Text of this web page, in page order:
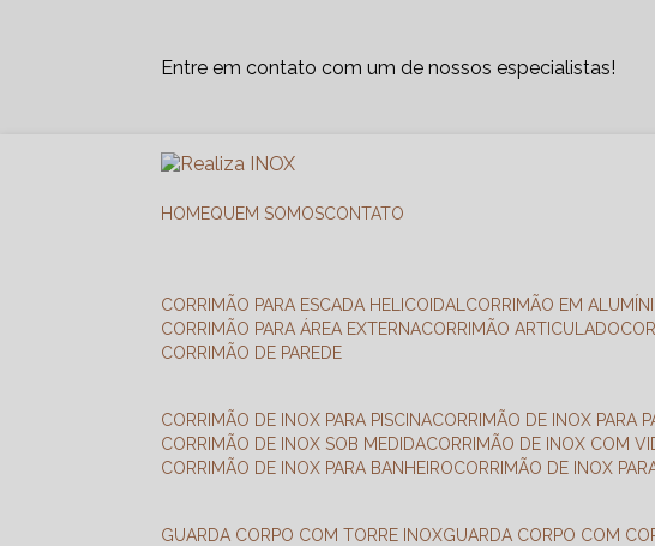
Entre em contato com um de nossos especialistas!
HOME QUEM SOMOS CONTATO
CORRIMÃO PARA ESCADA HELICOIDAL
CORRIMÃO EM
CORRIMÃO PARA ÁREA EXTERNA
CORRIMÃO ARTICULADO
CORRIMÃO DE PAREDE
CORRIMÃO DE INOX PARA PISCINA
CORRIMÃO DE INOX PARA
CORRIMÃO DE INOX SOB MEDIDA
CORRIMÃO DE INOX COM
CORRIMÃO DE INOX PARA BANHEIRO
CORRIMÃO DE INOX
GUARDA CORPO COM TORRE INOX
GUARDA CORPO COM